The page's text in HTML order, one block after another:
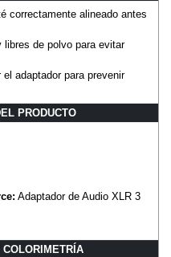
correctamente alineado antes
de polvo para evitar
adaptador para prevenir
PRODUCTO
Adaptador de Audio XLR 3